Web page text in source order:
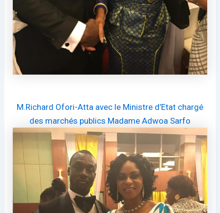
M.Richard Ofori-Atta avec le Ministre d’Etat chargé
des marchés publics Madame Adwoa Sarfo